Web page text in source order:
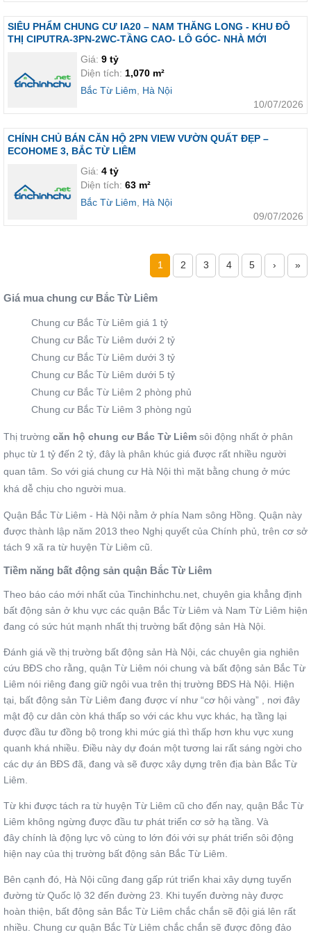
SIÊU PHẨM CHUNG CƯ IA20 – NAM THĂNG LONG - KHU ĐÔ
THỊ CIPUTRA-3PN-2WC-TẦNG CAO- LÔ GÓC- NHÀ MỚI
Giá: 9 tỷ
Diện tích: 1,070 m²
Bắc Từ Liêm
Hà Nội
10/07/2026
CHÍNH CHỦ BÁN CĂN HỘ 2PN VIEW VƯỜN QUẤT ĐẸP –
ECOHOME 3, BẮC TỪ LIÊM
Giá: 4 tỷ
Diện tích: 63 m²
Bắc Từ Liêm
Hà Nội
09/07/2026
1 2 3 4 5 › »
Giá mua chung cư Bắc Từ Liêm
Chung cư Bắc Từ Liêm giá 1 tỷ
Chung cư Bắc Từ Liêm dưới 2 tỷ
Chung cư Bắc Từ Liêm dưới 3 tỷ
Chung cư Bắc Từ Liêm dưới 5 tỷ
Chung cư Bắc Từ Liêm 2 phòng phủ
Chung cư Bắc Từ Liêm 3 phòng ngủ
Thị trường căn hộ chung cư Bắc Từ Liêm sôi động nhất ở phân
phục từ 1 tỷ đến 2 tỷ, đây là phân khúc giá được rất nhiều người
quan tâm. So với giá chung cư Hà Nội thì mặt bằng chung ở mức
khá dễ chịu cho người mua.
Quận Bắc Từ Liêm - Hà Nội nằm ở phía Nam sông Hồng. Quận này
được thành lập năm 2013 theo Nghị quyết của Chính phủ, trên cơ sở
tách 9 xã ra từ huyện Từ Liêm cũ.
Tiềm năng bất động sản quận Bắc Từ Liêm
Theo báo cáo mới nhất của Tinchinhchu.net, chuyên gia khẳng định
bất động sản ở khu vực các quận Bắc Từ Liêm và Nam Từ Liêm hiện
đang có sức hút mạnh nhất thị trường bất động sản Hà Nội.
Đánh giá về thị trường bất động sản Hà Nội, các chuyên gia nghiên
cứu BĐS cho rằng, quận Từ Liêm nói chung và bất động sản Bắc Từ
Liêm nói riêng đang giữ ngôi vua trên thị trường BĐS Hà Nội. Hiện
tại, bất động sản Từ Liêm đang được ví như “cơ hội vàng” , nơi đây
mật độ cư dân còn khá thấp so với các khu vực khác, hạ tầng lại
được đầu tư đồng bộ trong khi mức giá thì thấp hơn khu vực xung
quanh khá nhiều. Điều này dự đoán một tương lai rất sáng ngời cho
các dự án BĐS đã, đang và sẽ được xây dựng trên địa bàn Bắc Từ
Liêm.
Từ khi được tách ra từ huyện Từ Liêm cũ cho đến nay, quận Bắc Từ
Liêm không ngừng được đầu tư phát triển cơ sở hạ tầng. Và
đây chính là động lực vô cùng to lớn đói với sự phát triển sôi động
hiện nay của thị trường bất động sản Bắc Từ Liêm.
Bên cạnh đó, Hà Nội cũng đang gấp rút triển khai xây dựng tuyến
đường từ Quốc lộ 32 đến đường 23. Khi tuyến đường này được
hoàn thiện, bất động sản Bắc Từ Liêm chắc chắn sẽ đội giá lên rất
nhiều. Chung cư quận Bắc Từ Liêm chắc chắn sẽ được đông đảo